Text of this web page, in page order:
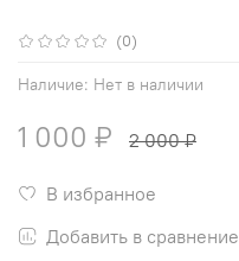
(0)
Наличие: Нет в наличии
1 000 ₽ 2 000 ₽
В избранное
Добавить в сравнение